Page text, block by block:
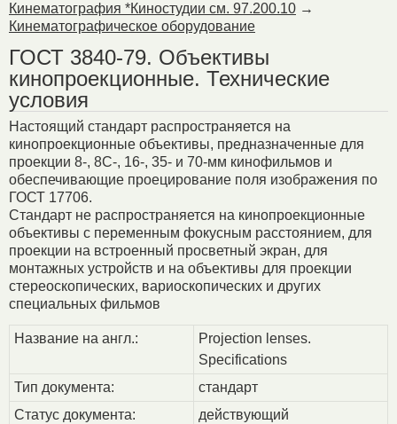
Кинематография *Киностудии см. 97.200.10 →
Кинематографическое оборудование
ГОСТ 3840-79. Объективы
кинопроекционные. Технические
условия
Настоящий стандарт распространяется на
кинопроекционные объективы, предназначенные для
проекции 8-, 8С-, 16-, 35- и 70-мм кинофильмов и
обеспечивающие проецирование поля изображения по
ГОСТ 17706.
Стандарт не распространяется на кинопроекционные
объективы с переменным фокусным расстоянием, для
проекции на встроенный просветный экран, для
монтажных устройств и на объективы для проекции
стереоскопических, вариоскопических и других
специальных фильмов
Название на англ.:
Projection lenses.
Specifications
Тип документа:
стандарт
Статус документа:
действующий